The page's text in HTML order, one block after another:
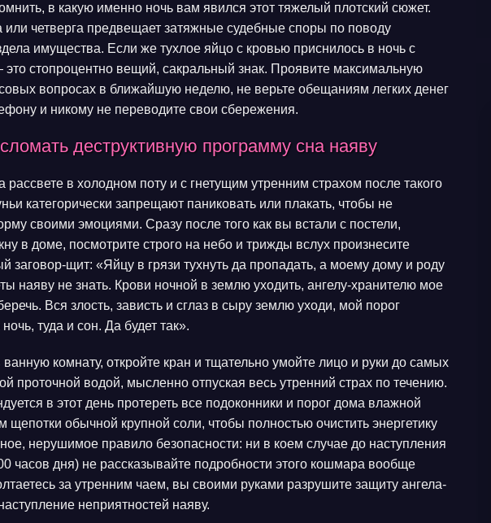
в какую именно ночь вам явился этот тяжелый плотский сюжет.
или четверга предвещает затяжные судебные споры по поводу
имущества. Если же тухлое яйцо с кровью приснилось в ночь с
это стопроцентно вещий, сакральный знак. Проявите максимальную
вопросах в ближайшую неделю, не верьте обещаниям легких денег
и никому не переводите свои сбережения.
деструктивную программу сна наяву
рассвете в холодном поту и с гнетущим утренним страхом после такого
категорически запрещают паниковать или плакать, чтобы не
своими эмоциями. Сразу после того как вы встали с постели,
в доме, посмотрите строго на небо и трижды вслух произнесите
щит: «Яйцу в грязи тухнуть да пропадать, а моему дому и роду
наяву не знать. Крови ночной в землю уходить, ангелу-хранителю мое
Вся злость, зависть и сглаз в сыру землю уходи, мой порог
туда и сон. Да будет так».
ванную комнату, откройте кран и тщательно умойте лицо и руки до самых
проточной водой, мысленно отпуская весь утренний страх по течению.
в этот день протереть все подоконники и порог дома влажной
щепотки обычной крупной соли, чтобы полностью очистить энергетику
нерушимое правило безопасности: ни в коем случае до наступления
часов дня) не рассказывайте подробности этого кошмара вообще
за утренним чаем, вы своими руками разрушите защиту ангела-
неприятностей наяву.